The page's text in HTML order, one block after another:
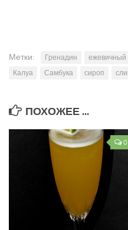
Метки: Гренадин ежевичный
Калуа
Самбука сироп
ПОХОЖЕЕ ...
0